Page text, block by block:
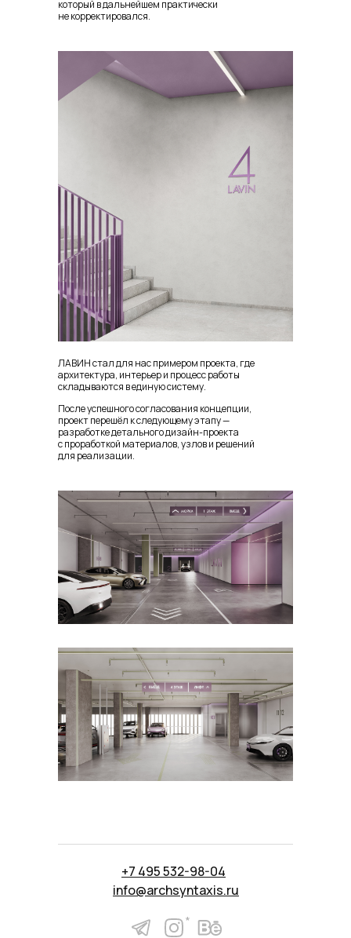
который в дальнейшем практически
не корректировался.
ЛАВИН стал для нас примером проекта, где
архитектура, интерьер и процесс работы
складываются в единую систему.
После успешного согласования концепции,
проект перешёл к следующему этапу —
разработке детального дизайн-проекта
с проработкой материалов, узлов и решений
для реализации.
info@archsyntaxis.ru
*
+7 495 532-98-04